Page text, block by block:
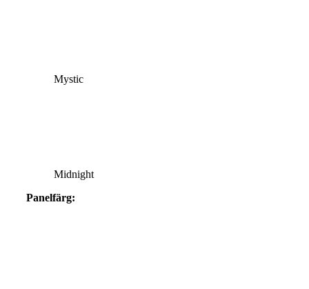
Mystic
Midnight
Panelfärg: